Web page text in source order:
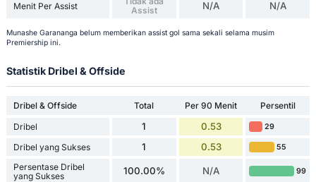
Menit Per Assist
Assist
N/A N/A
Munashe Garananga belum memberikan assist gol sama sekali selama musim
Premiership ini.
Statistik Dribel & Offside
Dribel & Offside Total Per 90 Menit
Persentil
Dribel
1 0.53 29
Dribel yang Sukses 1 0.53 55
Persentase Dribel
yang Sukses
100.00% N/A 99